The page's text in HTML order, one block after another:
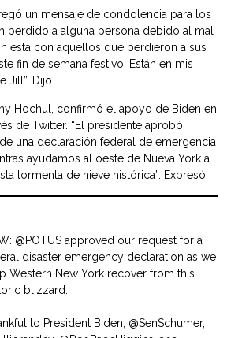
un mensaje de condolencia para los
perdido a alguna persona debido al mal
está con aquellos que perdieron a sus
fin de semana festivo. Están en mis
Jill”. Dijo.
Hochul, confirmó el apoyo de Biden en
de Twitter. “El presidente aprobó
una declaración federal de emergencia
ayudamos al oeste de Nueva York a
tormenta de nieve histórica”. Expresó.
@POTUS approved our request for a
disaster emergency declaration as we
Western New York recover from this
blizzard.
to President Biden, @SenSchumer,